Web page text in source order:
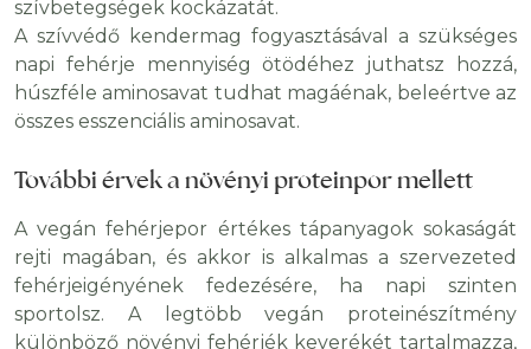
szívbetegségek kockázatát.
A szívvédő kendermag fogyasztásával a szükséges
napi fehérje mennyiség ötödéhez juthatsz hozzá,
húszféle aminosavat tudhat magáénak, beleértve az
összes esszenciális aminosavat.
További érvek a növényi proteinpor mellett
A vegán fehérjepor értékes tápanyagok sokaságát
rejti magában, és akkor is alkalmas a szervezeted
fehérjeigényének fedezésére, ha napi szinten
sportolsz. A legtöbb vegán proteinészítmény
különböző növényi fehérjék keverékét tartalmazza,